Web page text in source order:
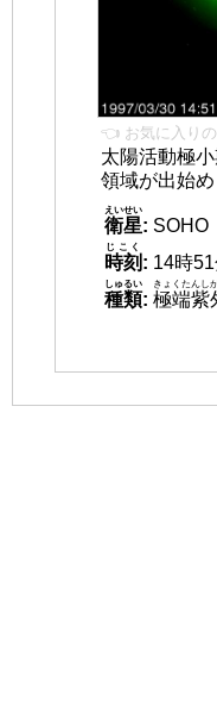
👈 お気に入りの
太陽活動極
領域が出始め
衛星
えいせい
: SOHO
時刻
じこく
: 14時
種類
しゅるい
: 極端紫
きょくたんし